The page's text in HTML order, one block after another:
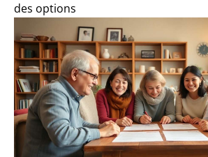
des options